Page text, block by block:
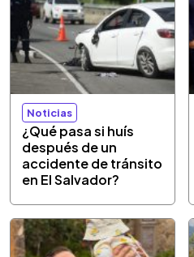
Noticias
¿Qué pasa si huís
después de un
accidente de tránsito
en El Salvador?